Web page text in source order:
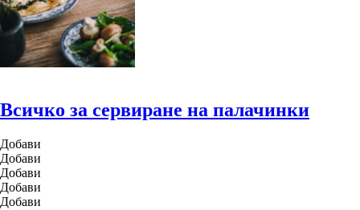
Всичко за сервиране на палачинки
Добави
Добави
Добави
Добави
Добави